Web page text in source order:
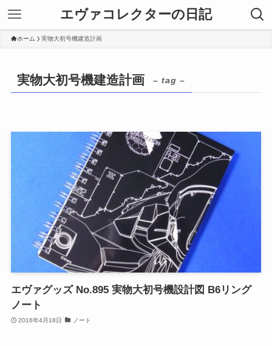
エヴァコレクターの日記
ホーム 実物大初号機建造計画
実物大初号機建造計画 – tag –
エヴァグッズ No.895 実物大初号機設計図 B6リング
ノート
2016年4月18日 ノート